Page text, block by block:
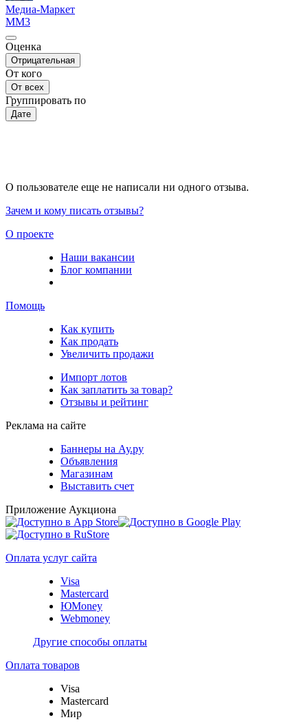
Медиа-Маркет
ММ3
Оценка
Отрицательная
От кого
От всех
Группировать по
Дате
О пользователе еще не написали ни одного отзыва.
Зачем и кому писать отзывы?
О проекте
Наши вакансии
Блог компании
Помощь
Как купить
Как продать
Увеличить продажи
Импорт лотов
Как заплатить за товар?
Отзывы и рейтинг
Реклама на сайте
Баннеры на Ау.ру
Объявления
Магазинам
Выставить счет
Приложение Аукциона
Оплата услуг сайта
Visa
Mastercard
ЮMoney
Webmoney
Другие способы оплаты
Оплата товаров
Visa
Mastercard
Мир